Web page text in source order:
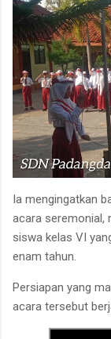
Ia mengingatkan
acara seremonial,
siswa kelas VI
enam tahun.
Persiapan yang
acara tersebut